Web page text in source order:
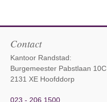
Contact
Kantoor Randstad:
Burgemeester Pabstlaan 10C
2131 XE Hoofddorp
023 - 206 1500